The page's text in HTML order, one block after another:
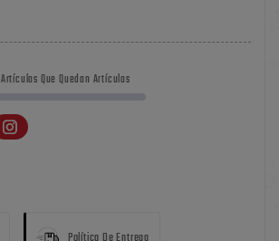
Artículos Que Quedan Artículos